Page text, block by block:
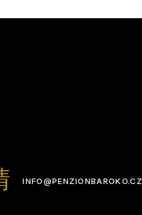
INFO@PENZIONBAROKO.CZ